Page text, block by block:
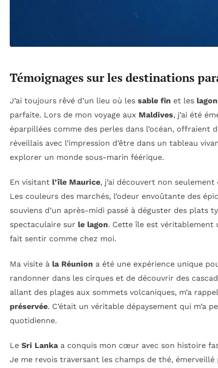
Témoignages sur les destinations
J’ai toujours rêvé d’un lieu où les sable fin et les
parfaite. Lors de mon voyage aux Maldives, j’ai été
éparpillées comme des perles dans l’océan, offraient
réveillais avec l’impression d’être dans un tableau
explorer un monde sous-marin féérique.
En visitant l’île Maurice, j’ai découvert non
Les couleurs des marchés, l’odeur envoûtante des
souviens d’un après-midi passé à déguster des
spectaculaire sur le lagon. Cette île est véritablement
fait sentir comme chez moi.
Ma visite à la Réunion a été une expérience unique
randonner dans les cirques et de découvrir des
allant des plages aux sommets volcaniques, m’a
préservée. C’était un véritable dépaysement qui m’a
quotidienne.
Le Sri Lanka a conquis mon cœur avec son histoire
Je me revois traversant les champs de thé,